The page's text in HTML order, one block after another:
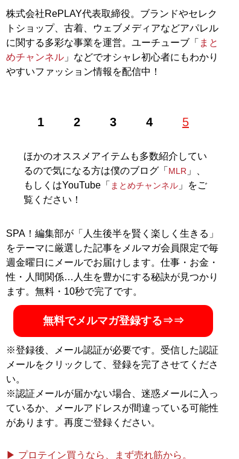
株式会社RePLAY代表取締役。ブランドやセレク
トショップ、古着、ウェブメディアなどアパレル
に関する多彩な事業を運営。ユーチューブ「 まと
めチャンネル 」などでオシャレ初心者にもわかり
やすいファッション情報を配信中！
1 2 3 4 5
ほかのオススメアイテムも多数紹介してい
るので気になる方は僕のブログ「 MLR 」、
もしくはYouTube「 まとめチャンネル」をご
覧ください！
SPA！編集部が「人生後半を賢く楽しく生きる」
をテーマに厳選した記事をメルマガ会員限定で毎
週金曜日にメールでお届けします。仕事・お金・
性・人間関係…人生を豊かにする秘訣が見つかり
ます。無料・10秒で完了です。
無料でメルマガ登録する⇒⇒
※登録後、メール認証が必要です。受信した認証
メールをクリックして、登録を完了させてくださ
い。
※認証メールが届かない場合、迷惑メールに入っ
ているか、メールアドレスが間違っている可能性
があります。再度ご登録ください。
▶ プロテイン買うなら、まず売れ筋から。